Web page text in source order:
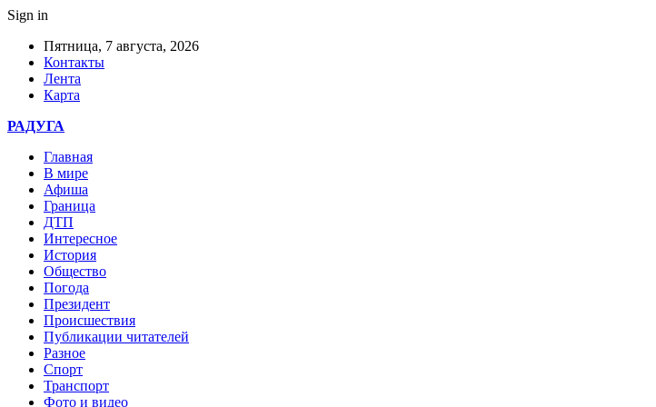
Sign in
Пятница, 7 августа, 2026
Контакты
Лента
Карта
РАДУГА
Главная
В мире
Афиша
Граница
ДТП
Интересное
История
Общество
Погода
Президент
Происшествия
Публикации читателей
Разное
Спорт
Транспорт
Фото и видео